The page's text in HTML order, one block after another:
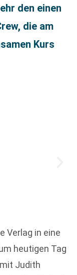
den einen
die am
Kurs
Verlag in eine
heutigen Tag
Judith